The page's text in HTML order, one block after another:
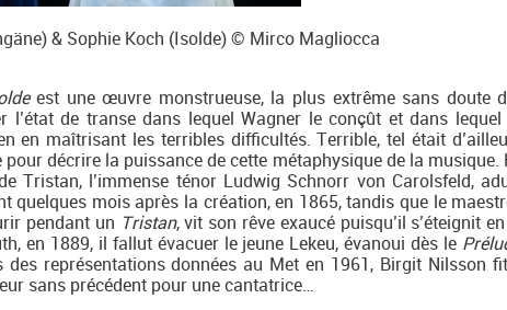
& Sophie Koch (Isolde) © Mirco Magliocca
est une œuvre monstrueuse, la plus extrême sans doute
l’état de transe dans lequel Wagner le conçût et dans
en maîtrisant les terribles difficultés. Terrible, tel était
décrire la puissance de cette métaphysique de la
Tristan, l’immense ténor Ludwig Schnorr von Carolsfeld,
quelques mois après la création, en 1865, tandis que le
pendant un Tristan, vit son rêve exaucé puisqu’il s’éteignit
en 1889, il fallut évacuer le jeune Lekeu, évanoui dès le
des représentations données au Met en 1961, Birgit Nilsson
sans précédent pour une cantatrice…